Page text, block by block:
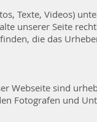
Texte, Videos)
unserer Seite
die das
Webseite sind
Fotografen und